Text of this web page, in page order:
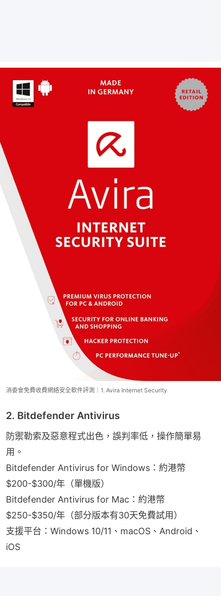
消委會免費收費網絡安全軟件評測｜1. Avira Internet Security
2. Bitdefender Antivirus
防禦勒索及惡意程式出色，誤判率低，操作簡單易
用。
Bitdefender Antivirus for Windows：約港幣
$200-$300/年（單機版）
Bitdefender Antivirus for Mac：約港幣
$250-$350/年（部分版本有30天免費試用）
支援平台：Windows 10/11、macOS、Android、
iOS